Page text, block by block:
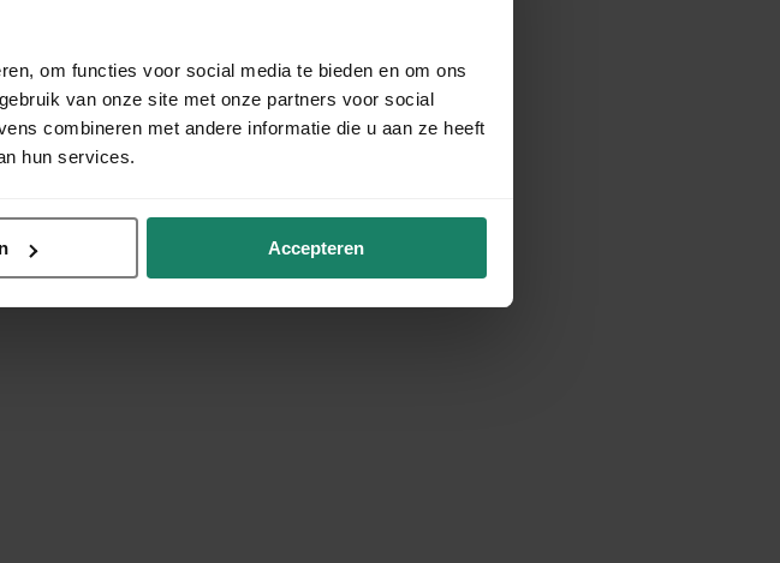
om functies voor social media te bieden en om ons
van onze site met onze partners voor social
combineren met andere informatie die u aan ze heeft
hun services.
Accepteren